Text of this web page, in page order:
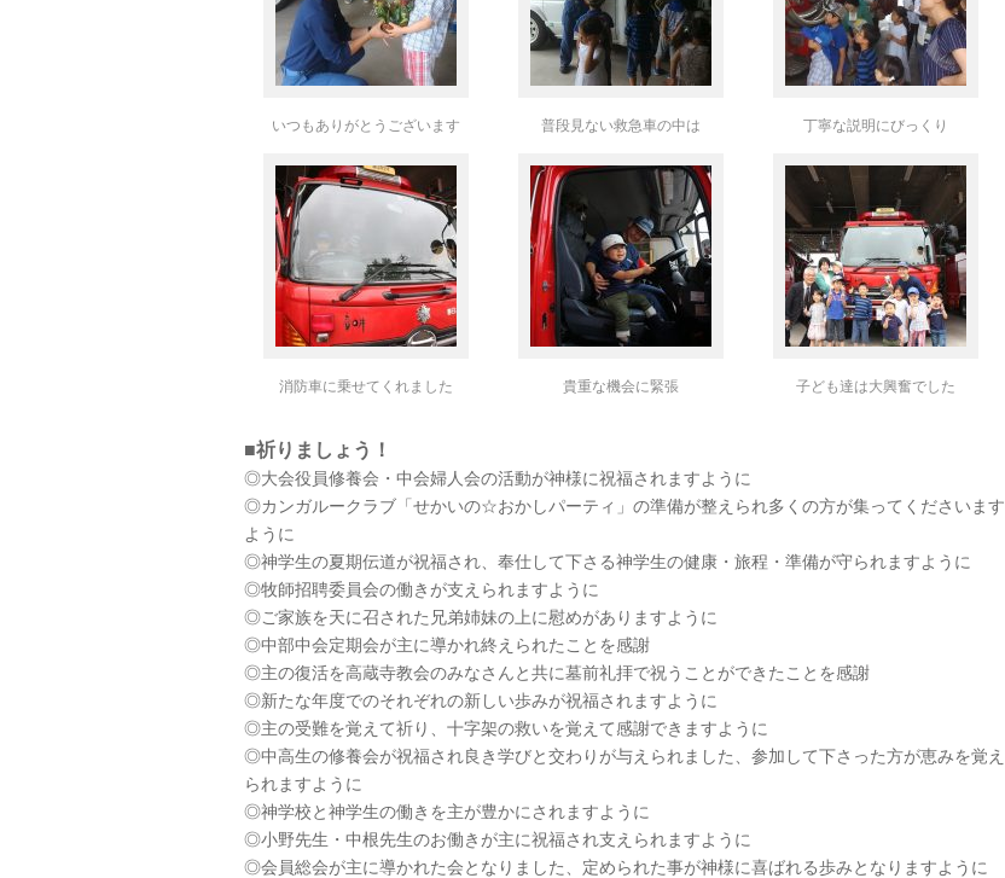
いつもありがとうございます 普段見ない救急車の中は 丁寧な説明にびっくり
消防車に乗せてくれました 貴重な機会に緊張 子ども達は大興奮でした
■祈りましょう！
◎大会役員修養会・中会婦人会の活動が神様に祝福されますように
◎カンガルークラブ「せかいの☆おかしパーティ」の準備が整えられ多くの方が集ってくださいます
ように
◎神学生の夏期伝道が祝福され、奉仕して下さる神学生の健康・旅程・準備が守られますように
◎牧師招聘委員会の働きが支えられますように
◎ご家族を天に召された兄弟姉妹の上に慰めがありますように
◎中部中会定期会が主に導かれ終えられたことを感謝
◎主の復活を高蔵寺教会のみなさんと共に墓前礼拝で祝うことができたことを感謝
◎新たな年度でのそれぞれの新しい歩みが祝福されますように
◎主の受難を覚えて祈り、十字架の救いを覚えて感謝できますように
◎中高生の修養会が祝福され良き学びと交わりが与えられました、参加して下さった方が恵みを覚え
られますように
◎神学校と神学生の働きを主が豊かにされますように
◎小野先生・中根先生のお働きが主に祝福され支えられますように
◎会員総会が主に導かれた会となりました、定められた事が神様に喜ばれる歩みとなりますように